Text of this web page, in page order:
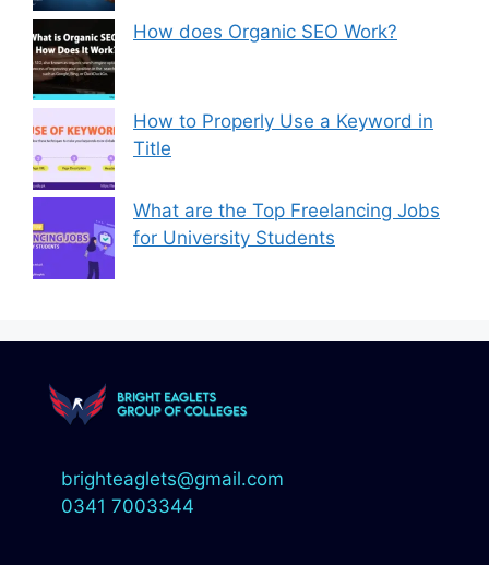
How does Organic SEO Work?
How to Properly Use a Keyword in
Title
What are the Top Freelancing Jobs
for University Students
brighteaglets@gmail.com
0341 7003344